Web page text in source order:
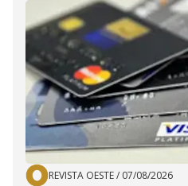
REVISTA OESTE/ 07/08/2026